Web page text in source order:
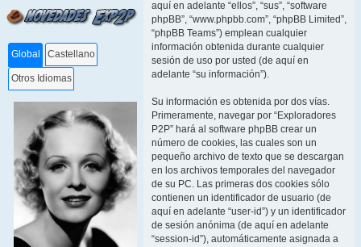
Global Castellano
Otros Idiomas
aquí en adelante “ellos”, “sus”, “software
phpBB”, “www.phpbb.com”, “phpBB Limited”,
“phpBB Teams”) emplean cualquier
información obtenida durante cualquier
sesión de uso por usted (de aquí en
adelante “su información”).
Su información es obtenida por dos vías.
Primeramente, navegar por “Exploradores
P2P” hará al software phpBB crear un
número de cookies, las cuales son un
pequeño archivo de texto que se descargan
en los archivos temporales del navegador
de su PC. Las primeras dos cookies sólo
contienen un identificador de usuario (de
aquí en adelante “user-id”) y un identificador
de sesión anónima (de aquí en adelante
“session-id”), automáticamente asignada a